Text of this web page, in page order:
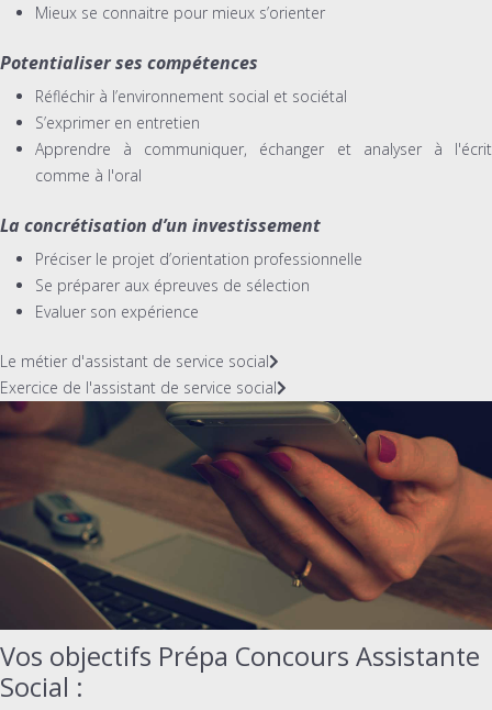
Mieux se connaitre pour mieux s’orienter
Potentialiser ses compétences
Réfléchir à l’environnement social et sociétal
S’exprimer en entretien
Apprendre à communiquer, échanger et analyser à l'écrit
comme à l'oral
La concrétisation d’un investissement
Préciser le projet d’orientation professionnelle
Se préparer aux épreuves de sélection
Evaluer son expérience
Le métier d'assistant de service social
Exercice de l'assistant de service social
Vos objectifs Prépa Concours Assistante
Social :